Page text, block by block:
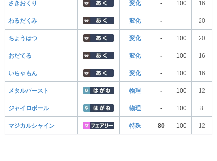
さきおくり 変化 - 100 16
わるだくみ 変化 - - 20
ちょうはつ 変化 - 100 20
おだてる 変化 - 100 16
いちゃもん 変化 - 100 16
メタルバースト 物理 - 100 12
ジャイロボール 物理 - 100 8
マジカルシャイン 特殊 80 100 12